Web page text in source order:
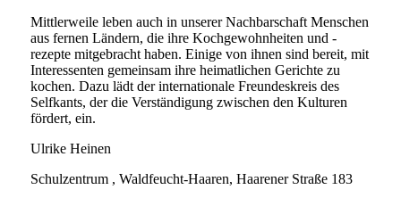
Mittlerweile leben auch in unserer Nachbarschaft Menschen
aus fernen Ländern, die ihre Kochgewohnheiten und -
rezepte mitgebracht haben. Einige von ihnen sind bereit, mit
Interessenten gemeinsam ihre heimatlichen Gerichte zu
kochen. Dazu lädt der internationale Freundeskreis des
Selfkants, der die Verständigung zwischen den Kulturen
fördert, ein.
Ulrike Heinen
Schulzentrum , Waldfeucht-Haaren, Haarener Straße 183